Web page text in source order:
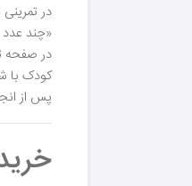
در
«چند
در صفحه
کودک با
پس از